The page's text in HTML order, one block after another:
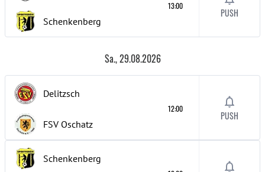
Schenkenberg
13:00
PUSH
Sa., 29.08.2026
Delitzsch
FSV Oschatz
12:00
PUSH
Schenkenberg